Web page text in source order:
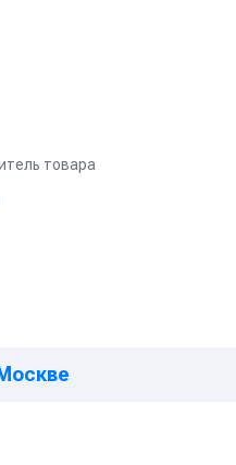
товара